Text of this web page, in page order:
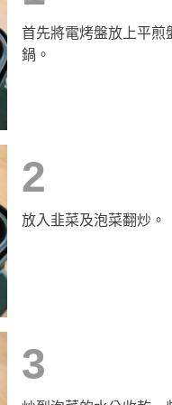
首先將電烤盤放上平煎
鍋。
2
放入韭菜及泡菜翻炒。
3